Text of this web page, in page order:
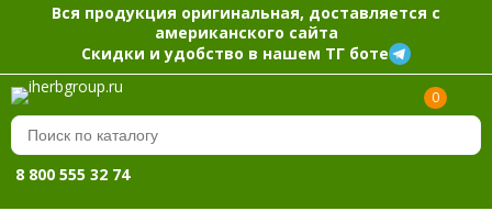
Вся продукция оригинальная, доставляется с
американского сайта
Скидки и удобство в нашем ТГ боте
0
8 800 555 32 74